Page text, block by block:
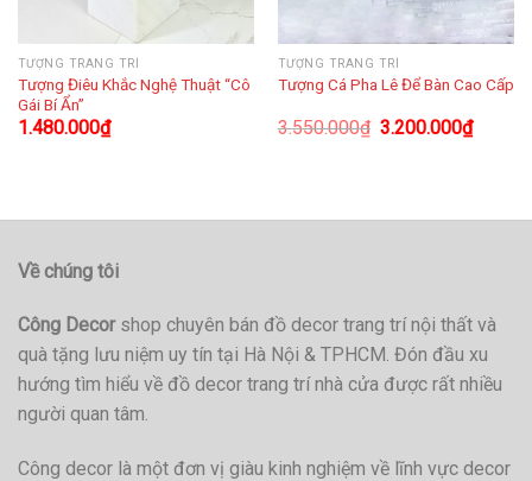
TƯỢNG TRANG TRÍ
Tượng Điêu Khắc Nghệ Thuật “Cô
Gái Bí Ẩn”
1.480.000₫
TƯỢNG TRANG TRÍ
Tượng Cá Pha Lê Để Bàn Cao Cấp
3.550.000₫ 3.200.000₫
Về chúng tôi
Công Decorshop chuyên bán đồ decor trang trí nội thất và
quà tặng lưu niệm uy tín tại Hà Nội & TPHCM. Đón đầu xu
hướng tìm hiểu về đồ decor trang trí nhà cửa được rất nhiều
người quan tâm.
Công decor là một đơn vị giàu kinh nghiệm về lĩnh vực decor